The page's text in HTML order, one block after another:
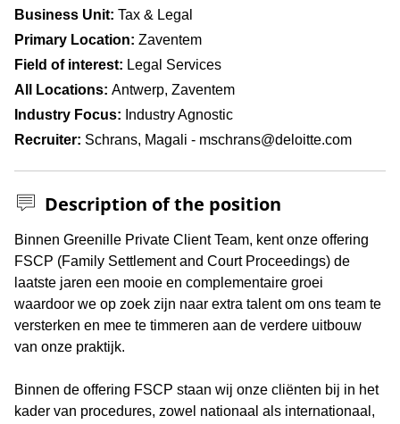
Business Unit Tax & Legal
Primary Location Zaventem
Field of interest Legal Services
All Locations Antwerp, Zaventem
Industry Focus Industry Agnostic
Recruiter Schrans, Magali - mschrans@deloitte.com
Description of the position
Press space or enter keys to toggle section visibility
Binnen Greenille Private Client Team, kent onze offering
FSCP (Family Settlement and Court Proceedings) de
laatste jaren een mooie en complementaire groei
waardoor we op zoek zijn naar extra talent om ons team te
versterken en mee te timmeren aan de verdere uitbouw
van onze praktijk.
Binnen de offering FSCP staan wij onze cliënten bij in het
kader van procedures, zowel nationaal als internationaal,